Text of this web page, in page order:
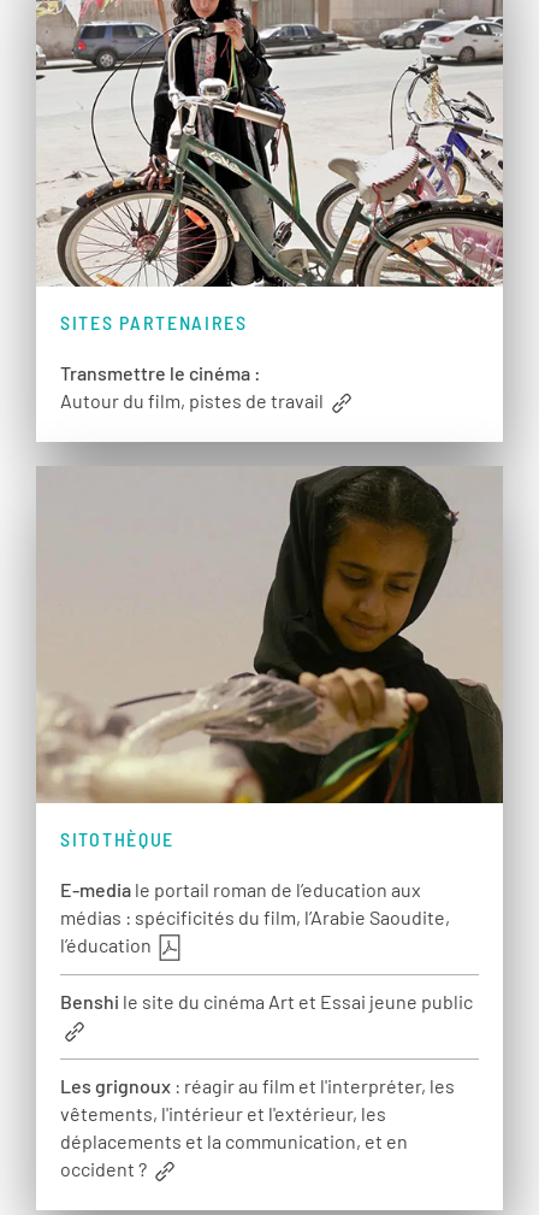
SITES PARTENAIRES
Transmettre le cinéma :
Autour du film, pistes de travail
SITOTHÈQUE
E-media le portail roman de l’education aux
médias : spécificités du film, l’Arabie Saoudite,
l’éducation
Benshi le site du cinéma Art et Essai jeune public
Les grignoux : réagir au film et l'interpréter, les
vêtements, l'intérieur et l'extérieur, les
déplacements et la communication, et en
occident ?